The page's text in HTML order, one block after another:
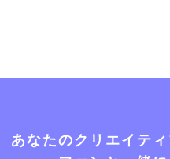
あなたのクリエイテ